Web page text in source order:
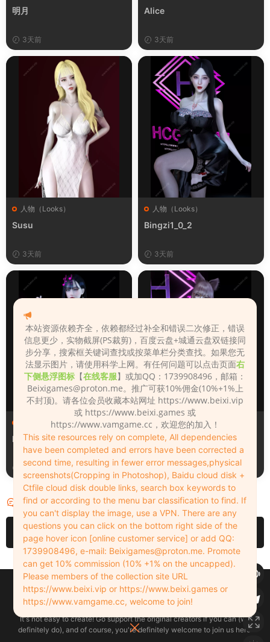
明月
3天前
Alice
3天前
人物（Looks）
Susu
3天前
人物（Looks）
Bingzi1_0_2
3天前
人物（Looks）
Monica_2_2_2
3天前
人物（Looks）
Lizhen2025
4天前
评论 0
请先登录
Copyleft © 2022-2026 beixi.vip - All Rights Freedom！
创作不易！有能力的同学可以去支持一下原创作者（我们绝对支持），当然
了，您加入这里我们也绝对欢迎！
It's not easy to create! Go support the original creators if you can (we
definitely do), and of course, you're definitely welcome to join us here!
本站资源依赖齐全，依赖都经过补全和错误二次修正，错误
信息更少，实物截屏(PS裁剪)，百度云盘+城通云盘双链接同
步分享，搜索框关键词查找或按菜单栏分类查找。如果您无
法显示图片，请使用科学上网。有任何问题可以点击页面右
下侧悬浮图标 【在线客服】或加QQ：1739908496，邮箱：
Beixigames@proton.me。推广可获10%佣金(10%+1%上
不封顶)。请各位会员收藏本站网址 https://www.beixi.vip
或 https://www.beixi.games 或
https://www.vamgame.cc，欢迎您的加入！
This site resources rely on complete, All dependencies
have been completed and errors have been corrected a
second time, resulting in fewer error messages,physical
screenshots(Cropping in Photoshop), Baidu cloud disk +
Ctfile cloud disk double links, search box keywords to
find or according to the menu bar classification to find. If
you can't display the image, use a VPN. There are any
questions you can click on the bottom right side of the
page hover icon [online customer service] or add QQ:
1739908496, e-mail: Beixigames@proton.me. Promote
can get 10% commission (10% +1% on the uncapped).
Please members of the collection site URL
https://www.beixi.vip or https://www.beixi.games or
https://www.vamgame.cc, welcome to join!